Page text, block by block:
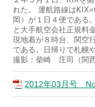
れた。 運航路線は
岡）が１日４便である
と大手航空会社正規料
現地着が８時台、関空
である。日帰りで札幌
撮影：柴崎 庄司（関
2012年03月号